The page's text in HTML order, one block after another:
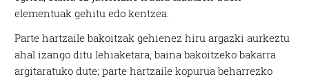
elementuak gehitu edo kentzea.
Parte hartzaile bakoitzak gehienez hiru argazki aurkeztu
ahal izango ditu lehiaketara, baina bakoitzeko bakarra
argitaratuko dute; parte hartzaile kopurua beharrezko